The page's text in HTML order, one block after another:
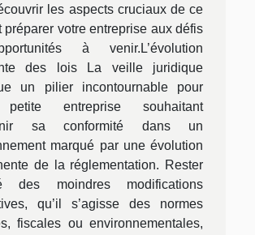
les aspects cruciaux de ce
préparer votre entreprise aux défis
à venir.L’évolution
des lois La veille juridique
un pilier incontournable pour
entreprise souhaitant
sa conformité dans un
marqué par une évolution
de la réglementation. Rester
des moindres modifications
qu’il s’agisse des normes
fiscales ou environnementales,